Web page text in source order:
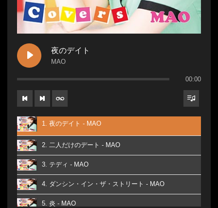
夜のデイト
MAO
00:00
1. 夜のデイト - MAO
2. 二人だけのデート - MAO
3. テディ - MAO
4. ダンシン・イン・ザ・ストリート - MAO
5. 炎 - MAO